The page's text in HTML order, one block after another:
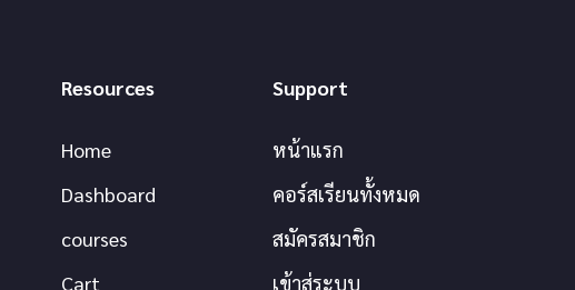
Resources
Home
Dashboard
courses
Cart
Support
หน้าแรก
คอร์สเรียนทั้งหมด
สมัครสมาชิก
เข้าสู่ระบบ